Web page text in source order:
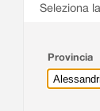
Seleziona
Provincia